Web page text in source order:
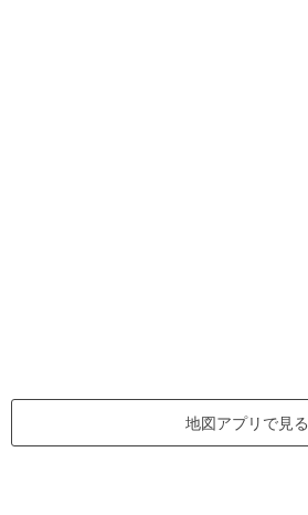
地図アプリで見る